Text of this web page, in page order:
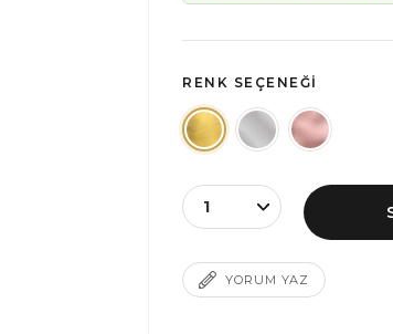
RENK SEÇENEĞI
YORUM YAZ